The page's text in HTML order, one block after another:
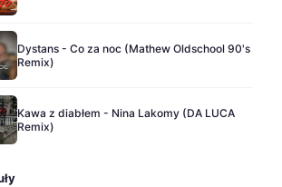
Dystans - Co za noc (Mathew Oldschool 90's
Remix)
Kawa z diabłem - Nina Lakomy (DA LUCA
Remix)